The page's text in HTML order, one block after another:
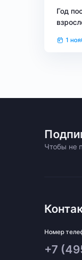
Год
1
Чтобы не
Номер
+7